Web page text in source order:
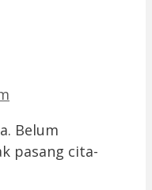
Belum
pasang cita-